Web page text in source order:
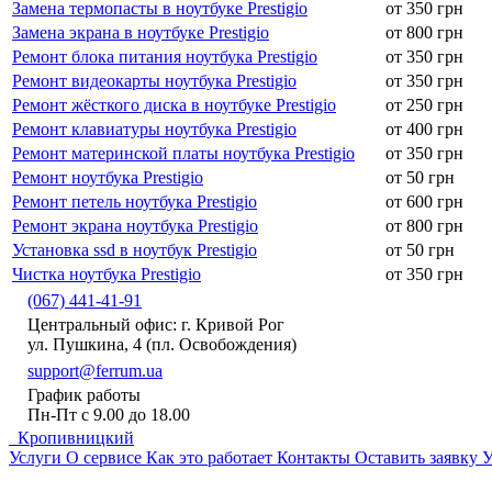
Замена термопасты в ноутбуке Prestigio
от 350 грн
Замена экрана в ноутбуке Prestigio
от 800 грн
Ремонт блока питания ноутбука Prestigio
от 350 грн
Ремонт видеокарты ноутбука Prestigio
от 350 грн
Ремонт жёсткого диска в ноутбуке Prestigio
от 250 грн
Ремонт клавиатуры ноутбука Prestigio
от 400 грн
Ремонт материнской платы ноутбука Prestigio
от 350 грн
Ремонт ноутбука Prestigio
от 50 грн
Ремонт петель ноутбука Prestigio
от 600 грн
Ремонт экрана ноутбука Prestigio
от 800 грн
Установка ssd в ноутбук Prestigio
от 50 грн
Чистка ноутбука Prestigio
от 350 грн
(067) 441-41-91
Центральный офис: г. Кривой Рог
ул. Пушкина, 4 (пл. Освобождения)
support@ferrum.ua
График работы
Пн-Пт с 9.00 до 18.00
Кропивницкий
Услуги О сервисе Как это работает Контакты Оставить заявку